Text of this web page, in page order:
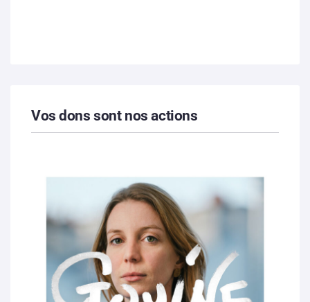
Vos dons sont nos actions